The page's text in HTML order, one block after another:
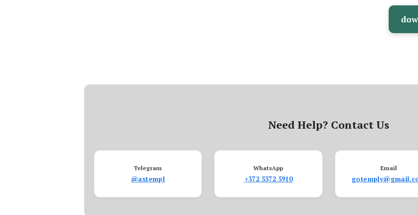
Need Help? Contact Us
Telegram
@axtempl
WhatsApp
+372 5372 5910
Email